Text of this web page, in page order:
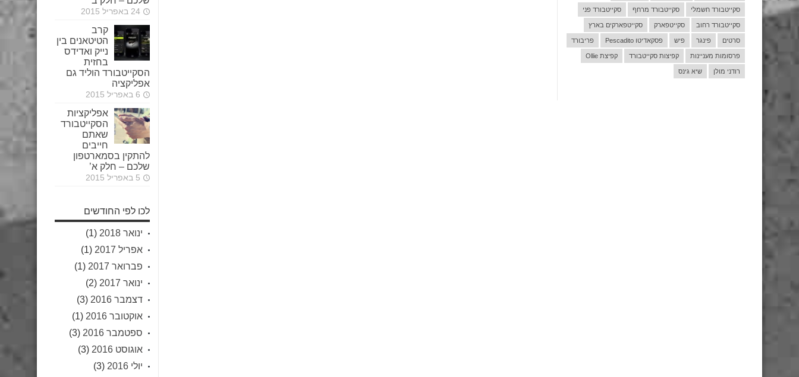
24 באפריל 2015
קרב
הטיטאנים בין
נייק ואדידס
בחזית
הסקייטבורד הוליד גם
אפליקציה
6 באפריל 2015
אפליקציות
הסקייטבורד
שאתם
חייבים
להתקין בסמארטפון
שלכם – חלק א’
5 באפריל 2015
לכו לפי החודשים
ינואר 2018
(1)
אפריל 2017
(1)
פברואר 2017
(1)
ינואר 2017
(2)
דצמבר 2016
(3)
אוקטובר 2016
(1)
ספטמבר 2016
(3)
אוגוסט 2016
(3)
יולי 2016
(3)
סקייטבורד חשמלי סקייטבורד מרחף סקייטבורד פני
סקייטבורד רחוב סקייטפארק סקייטפארקים בארץ
סרטים פינגר פיש פסקאדיטו Pescadito פריבורד
פרסומות מעניינות קפיצות סקייטבורד קפיצת Ollie
רודני מולן שיא גינס